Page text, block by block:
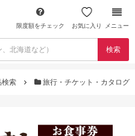
限度額をチェック お気に入り メニュー
検索
索 旅行・チケット・カタログ